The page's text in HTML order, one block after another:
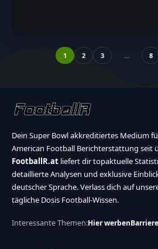
1 2 3 … 8
Dein Super Bowl akkreditiertes Medium
American Football Berichterstattung seit
FootballR.at liefert dir topaktuelle
detaillierte Analysen und exklusive
deutscher Sprache. Verlass dich auf
tägliche Dosis Football-Wissen.
Interessante Themen:Hier werben